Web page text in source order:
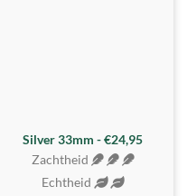
Silver 33mm - €24,95
Zachtheid
Echtheid